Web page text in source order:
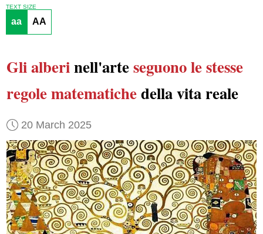
TEXT SIZE
aa AA
Gli alberinell'arteseguonole stesse
regole matematichedella vita reale
20 March 2025